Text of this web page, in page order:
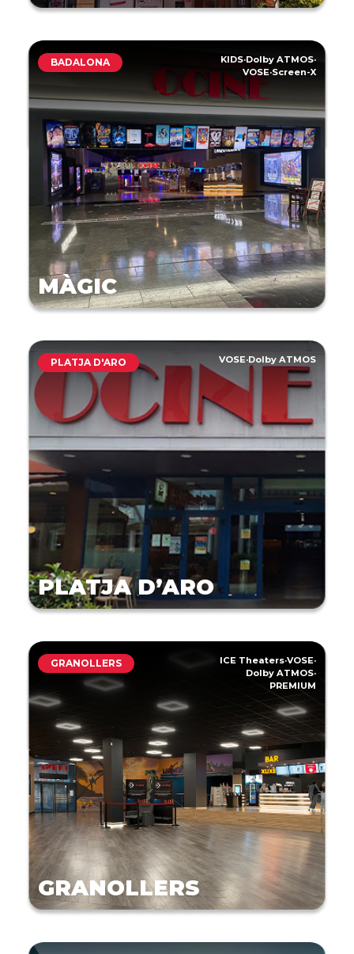
BADALONA KIDS·Dolby ATMOS·
VOSE·Screen-X
MÀGIC
PLATJA D'ARO VOSE·Dolby ATMOS
PLATJA D’ARO
GRANOLLERS ICE Theaters·VOSE·
Dolby ATMOS·
PREMIUM
GRANOLLERS